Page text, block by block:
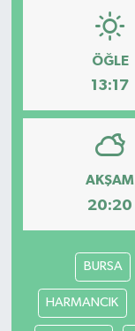
ÖĞLE
13:17
AKŞAM
20:20
BURSA
HARMANCIK